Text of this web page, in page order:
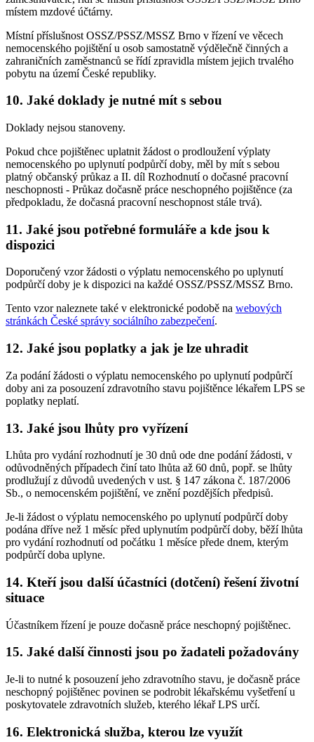
místem mzdové účtárny.
Místní příslušnost OSSZ/PSSZ/MSSZ Brno v řízení ve věcech
nemocenského pojištění u osob samostatně výdělečně činných a
zahraničních zaměstnanců se řídí zpravidla místem jejich trvalého
pobytu na území České republiky.
10. Jaké doklady je nutné mít s sebou
Doklady nejsou stanoveny.
Pokud chce pojištěnec uplatnit žádost o prodloužení výplaty
nemocenského po uplynutí podpůrčí doby, měl by mít s sebou
platný občanský průkaz a II. díl Rozhodnutí o dočasné pracovní
neschopnosti - Průkaz dočasně práce neschopného pojištěnce (za
předpokladu, že dočasná pracovní neschopnost stále trvá).
11. Jaké jsou potřebné formuláře a kde jsou k
dispozici
Doporučený vzor žádosti o výplatu nemocenského po uplynutí
podpůrčí doby je k dispozici na každé OSSZ/PSSZ/MSSZ Brno.
Tento vzor naleznete také v elektronické podobě na webových
stránkách České správy sociálního zabezpečení.
12. Jaké jsou poplatky a jak je lze uhradit
Za podání žádosti o výplatu nemocenského po uplynutí podpůrčí
doby ani za posouzení zdravotního stavu pojištěnce lékařem LPS se
poplatky neplatí.
13. Jaké jsou lhůty pro vyřízení
Lhůta pro vydání rozhodnutí je 30 dnů ode dne podání žádosti, v
odůvodněných případech činí tato lhůta až 60 dnů, popř. se lhůty
prodlužují z důvodů uvedených v ust. § 147 zákona č. 187/2006
Sb., o nemocenském pojištění, ve znění pozdějších předpisů.
Je-li žádost o výplatu nemocenského po uplynutí podpůrčí doby
podána dříve než 1 měsíc před uplynutím podpůrčí doby, běží lhůta
pro vydání rozhodnutí od počátku 1 měsíce přede dnem, kterým
podpůrčí doba uplyne.
14. Kteří jsou další účastníci (dotčení) řešení životní
situace
Účastníkem řízení je pouze dočasně práce neschopný pojištěnec.
15. Jaké další činnosti jsou po žadateli požadovány
Je-li to nutné k posouzení jeho zdravotního stavu, je dočasně práce
neschopný pojištěnec povinen se podrobit lékařskému vyšetření u
poskytovatele zdravotních služeb, kterého lékař LPS určí.
16. Elektronická služba, kterou lze využít